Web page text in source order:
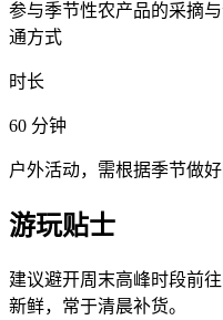
参与季节性农产品的采摘
通方式
时长
60 分钟
户外活动，需根据季节做
游玩贴士
建议避开周末高峰时段前
新鲜，常于清晨补货。